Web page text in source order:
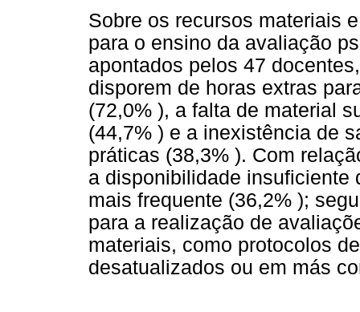
Sobre os recursos materiais
para o ensino da avaliação
apontados pelos 47
disporem de horas extras
(72,0% ), a falta de material
(44,7% ) e a inexistência de
práticas (38,3% ). Com
a disponibilidade insuficiente
mais frequente (36,2% );
para a realização de
materiais, como protocolos
desatualizados ou em más